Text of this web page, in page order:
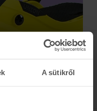
A sütikről
akciókról